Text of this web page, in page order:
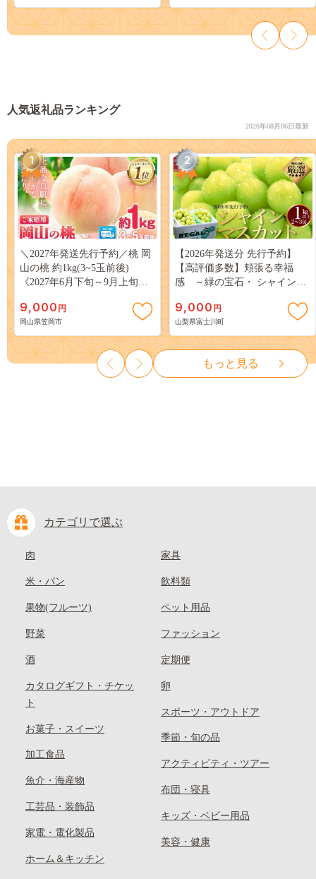
人気返礼品ランキング
2026年08月06日最新
1
＼2027年発送先行予約／桃 岡
山の桃 約1kg(3~5玉前後)
《2027年6月下旬～9月上旬頃
岡山 はくとう スイーツ フル
ーツ 果物 デザート 旬 モモ も
も 先行予約 送料無料 果物 岡
山県 笠岡市 清水白桃 白鳳 白
麗 クール便---
kasaoka_zsy_419_100---
9,000 円
岡山県笠岡市
2
【2026年発送分 先行予約】
【高評価多数】頬張る幸福
感 ～緑の宝石・ シャインマ
３房） フルーツ 山梨県産 果
物 くだもの シャイン マスカ
ット ぶどう ブドウ 葡萄 大粒
種なし 先行予約 富士川町
10000円 一万円 9000円 九千円
9,000 円
山梨県富士川町
もっと見る
カテゴリで選ぶ
肉
米・パン
果物(フルーツ)
野菜
酒
カタログギフト・チケッ
ト
お菓子・スイーツ
加工食品
魚介・海産物
工芸品・装飾品
家電・電化製品
ホーム＆キッチン
家具
飲料類
ペット用品
ファッション
定期便
卵
スポーツ・アウトドア
季節・旬の品
アクティビティ・ツアー
布団・寝具
キッズ・ベビー用品
美容・健康